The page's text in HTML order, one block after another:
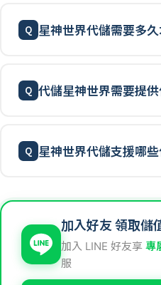
星神世界代儲需要多
代儲星神世界需要提
星神世界代儲支援哪
加入好友 領取儲
加入 LINE 好友享 專
服